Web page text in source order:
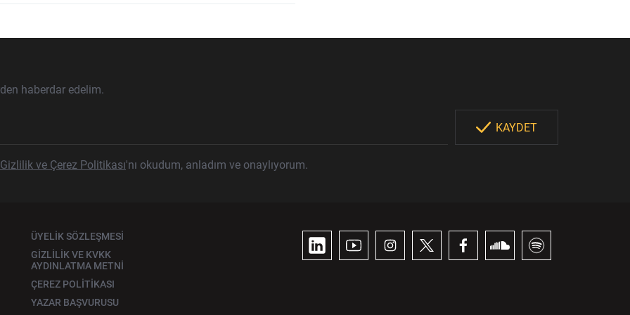
haberdar edelim.
KAYDET
Gizlilik ve Çerez Politikası'nı okudum, anladım ve onaylıyorum.
ÜYELİK SÖZLEŞMESİ
GİZLİLİK VE KVKK
AYDINLATMA METNİ
ÇEREZ POLİTİKASI
YAZAR BAŞVURUSU